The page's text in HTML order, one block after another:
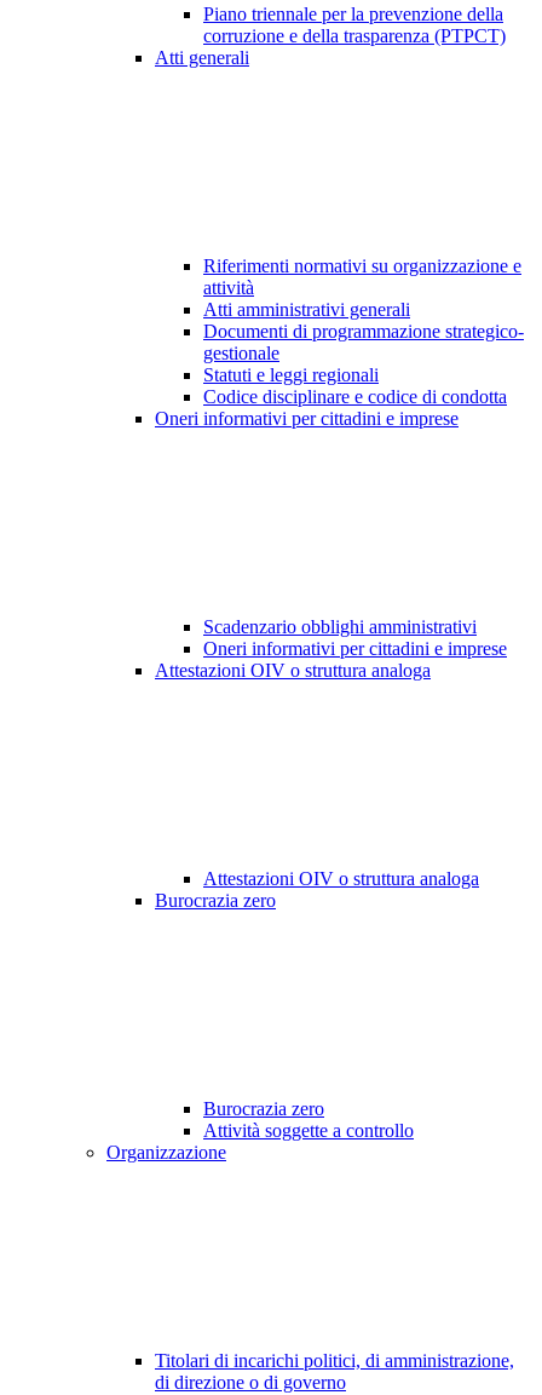
Piano triennale per la prevenzione della
corruzione e della trasparenza (PTPCT)
Atti generali
Riferimenti normativi su organizzazione e
attività
Atti amministrativi generali
Documenti di programmazione strategico-
gestionale
Statuti e leggi regionali
Codice disciplinare e codice di condotta
Oneri informativi per cittadini e imprese
Scadenzario obblighi amministrativi
Oneri informativi per cittadini e imprese
Attestazioni OIV o struttura analoga
Attestazioni OIV o struttura analoga
Burocrazia zero
Burocrazia zero
Attività soggette a controllo
Organizzazione
Titolari di incarichi politici, di amministrazione,
di direzione o di governo